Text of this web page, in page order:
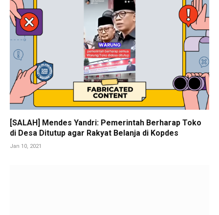
[SALAH] Mendes Yandri: Pemerintah Berharap Toko
di Desa Ditutup agar Rakyat Belanja di Kopdes
Jan 10, 2021